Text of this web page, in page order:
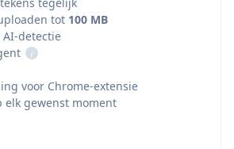
tot 100 MB
detectie
i
voor Chrome-extensie
elk gewenst moment